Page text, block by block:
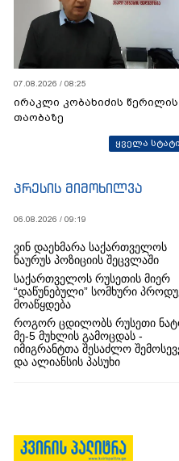
07.08.2026 / 08:25
ირაკლი კობახიძის წერილის
თაობაზე
ყველა
პრესის მიმოხილვა
06.08.2026 / 09:19
ვინ დაეხმარა საქართველოს
ნაურუს პოზიციის შეცვლაში
საქართველოს რუსეთის მიერ
“დაწუნებული” სომხური
მოაწყდება
როგორ ცდილობს რუსეთი
მე-5 მუხლის გამოცდას -
იმიგრანტთა შესაძლო
და ალიანსის პასუხი